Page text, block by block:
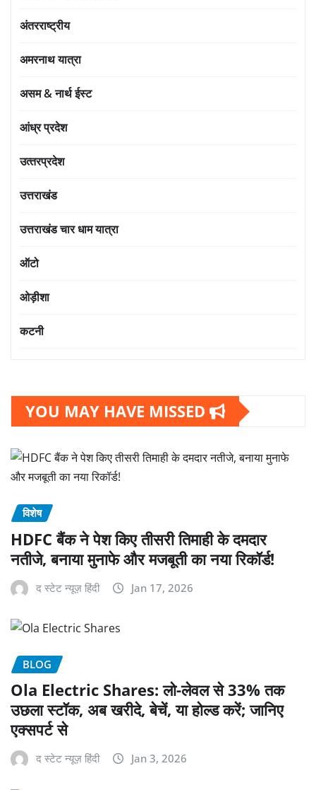
अंतरराष्ट्रीय
अमरनाथ यात्रा
असम & नार्थ ईस्ट
आंध्र प्रदेश
उत्‍तरप्रदेश
उत्तराखंड
उत्तराखंड चार धाम यात्रा
ऑटो
ओड़ीशा
कटनी
YOU MAY HAVE MISSED
विशेष
HDFC बैंक ने पेश किए तीसरी तिमाही के दमदार
नतीजे, बनाया मुनाफे और मजबूती का नया रिकॉर्ड!
द स्टेट न्यूज़ हिंदी Jan 17, 2026
BLOG
Ola Electric Shares: लो-लेवल से 33% तक
उछला स्टॉक, अब खरीदे, बेचें, या होल्ड करें; जानिए
एक्सपर्ट से
द स्टेट न्यूज़ हिंदी Jan 3, 2026